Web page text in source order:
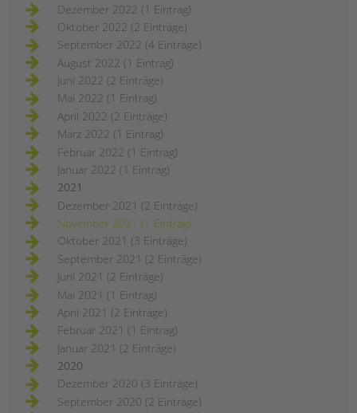
Dezember 2022 (1 Eintrag)
Oktober 2022 (2 Einträge)
September 2022 (4 Einträge)
August 2022 (1 Eintrag)
Juni 2022 (2 Einträge)
Mai 2022 (1 Eintrag)
April 2022 (2 Einträge)
März 2022 (1 Eintrag)
Februar 2022 (1 Eintrag)
Januar 2022 (1 Eintrag)
2021
Dezember 2021 (2 Einträge)
November 2021 (1 Eintrag)
Oktober 2021 (3 Einträge)
September 2021 (2 Einträge)
Juni 2021 (2 Einträge)
Mai 2021 (1 Eintrag)
April 2021 (2 Einträge)
Februar 2021 (1 Eintrag)
Januar 2021 (2 Einträge)
2020
Dezember 2020 (3 Einträge)
September 2020 (2 Einträge)